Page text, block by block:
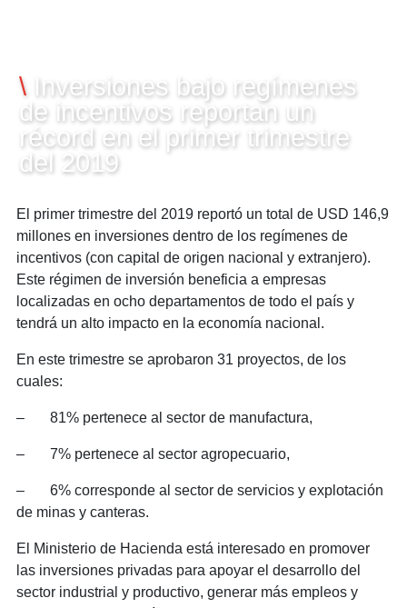
\ Inversiones bajo regímenes
de incentivos reportan un
récord en el primer trimestre
del 2019
El primer trimestre del 2019 reportó un total de USD 146,9
millones en inversiones dentro de los regímenes de
incentivos (con capital de origen nacional y extranjero).
Este régimen de inversión beneficia a empresas
localizadas en ocho departamentos de todo el país y
tendrá un alto impacto en la economía nacional.
En este trimestre se aprobaron 31 proyectos, de los
cuales:
– 81% pertenece al sector de manufactura,
– 7% pertenece al sector agropecuario,
– 6% corresponde al sector de servicios y explotación
de minas y canteras.
El Ministerio de Hacienda está interesado en promover
las inversiones privadas para apoyar el desarrollo del
sector industrial y productivo, generar más empleos y